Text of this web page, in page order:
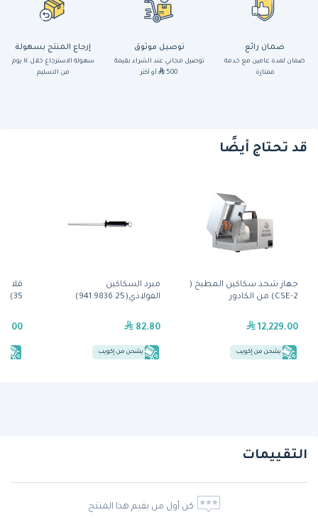
ضمان رائع
ضمان لمدة عامين مع خدمة
ممتازة
توصيل موثوق
توصيل مجاني عند الشراء بقيمة
500
أو أكثر
إرجاع المنتج بسهولة
سهولة الاسترجاع خلال ١٤ يوم
من التسليم
قد تحتاج أيضًا
جهاز شحذ سكاكين المطبخ (
CSE-2) من الكادور
12,229.00
يشحن من إكويب
مبرد السكاكين
الفولاذي(941.9836.25)
82.80
يشحن من إكويب
35) من توستماستر
التقييمات
كن أول من يقيم هذا المنتج